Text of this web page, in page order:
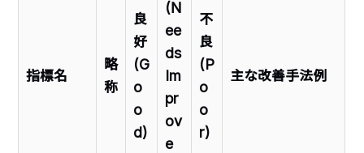
指標名
略
称
良
好
(G
o
o
d)
(N
ee
ds
Im
pr
ov
e
不
良
(P
o
o
r)
主な改善手法例